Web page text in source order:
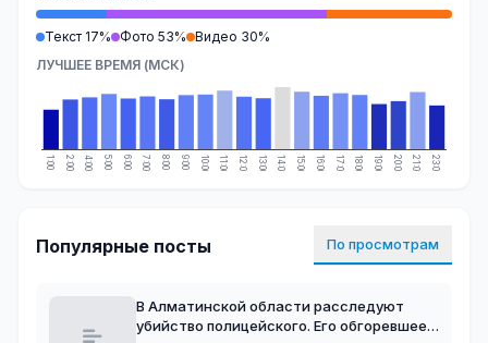
Текст 17% Фото 53% Видео 30%
ЛУЧШЕЕ ВРЕМЯ (МСК)
1:00 2:00 4:00 5:00 6:00 7:00 8:00 9:00 10:00 11:00 12:00 13:00 14:00 15:00 16:00 17:00 18:00 19:00 20:00 21:00 23:00
Популярные посты По просмотрам
В Алматинской области расследуют
убийство полицейского. Его обгоревшее